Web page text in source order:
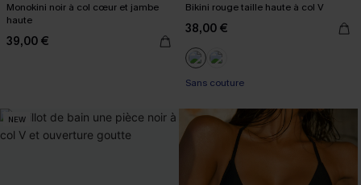
Monokini noir à col cœur et jambe
haute
39,00 €
Bikini rouge taille haute à col V
38,00 €
Sans couture
NEW